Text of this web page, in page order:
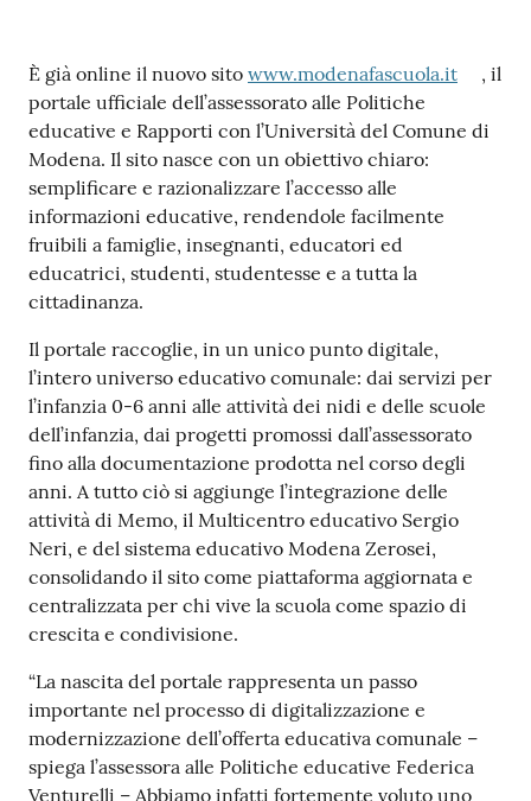
Contenuto
È già online il nuovo sito www.modenafascuola.it
, il
portale ufficiale dell’assessorato alle Politiche
educative e Rapporti con l’Università del Comune di
Modena. Il sito nasce con un obiettivo chiaro:
semplificare e razionalizzare l’accesso alle
informazioni educative, rendendole facilmente
fruibili a famiglie, insegnanti, educatori ed
educatrici, studenti, studentesse e a tutta la
cittadinanza.
Il portale raccoglie, in un unico punto digitale,
l’intero universo educativo comunale: dai servizi per
l’infanzia 0-6 anni alle attività dei nidi e delle scuole
dell’infanzia, dai progetti promossi dall’assessorato
fino alla documentazione prodotta nel corso degli
anni. A tutto ciò si aggiunge l’integrazione delle
attività di Memo, il Multicentro educativo Sergio
Neri, e del sistema educativo Modena Zerosei,
consolidando il sito come piattaforma aggiornata e
centralizzata per chi vive la scuola come spazio di
crescita e condivisione.
“La nascita del portale rappresenta un passo
importante nel processo di digitalizzazione e
modernizzazione dell’offerta educativa comunale –
spiega l’assessora alle Politiche educative Federica
Venturelli – Abbiamo infatti fortemente voluto uno